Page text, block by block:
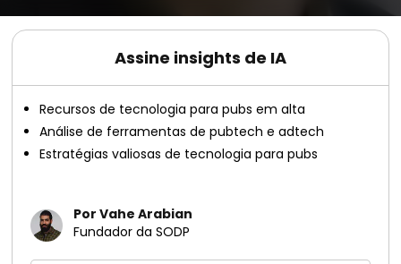
Assine insights de IA
Recursos de tecnologia para pubs em alta
Análise de ferramentas de pubtech e adtech
Estratégias valiosas de tecnologia para pubs
Por Vahe Arabian
Fundador da SODP